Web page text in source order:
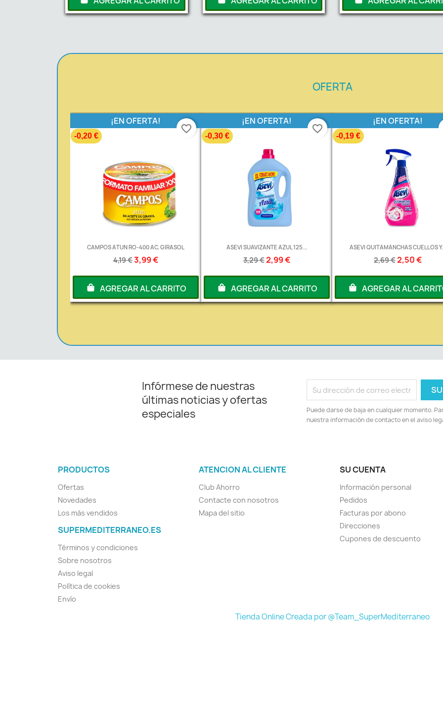
OFERTA
CAMPOS ATUN RO-400 AC. GIRASOL
4,19 €3,99 €
¡EN OFERTA!
-0,20 €
AGREGAR AL CARRITO
favorite_border
ASEVI SUAVIZANTE AZUL 125...
3,29 €2,99 €
¡EN OFERTA!
-0,30 €
AGREGAR AL CARRITO
favorite_border
ASEVI QUITAMANCHAS CUELLOS
2,69 €2,50 €
¡EN OFERTA!
-0,19 €
AGREGAR AL
Infórmese de nuestras
últimas noticias y ofertas
especiales
Puede darse de baja en cualquier momento.
nuestra información de contacto en el aviso
PRODUCTOS
Ofertas
Novedades
Los más vendidos
ATENCION AL CLIENTE
Club Ahorro
Contacte con nosotros
Mapa del sitio
SUPERMEDITERRANEO.ES
Términos y condiciones
Sobre nosotros
Aviso legal
Política de cookies
Envío
SU CUENTA
Información personal
Pedidos
Facturas por abono
Direcciones
Cupones de descuento
Tienda Online Creada por @Team_SuperMediterraneo